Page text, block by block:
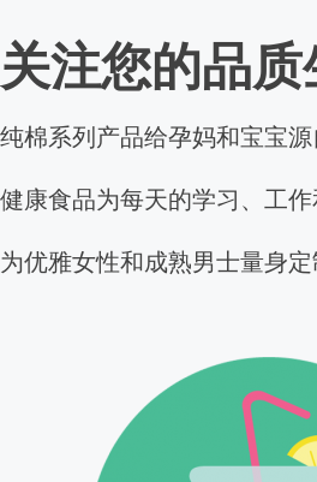
关注您的品质
纯棉系列产品给孕妈和宝宝
健康食品为每天的学习、工
为优雅女性和成熟男士量身